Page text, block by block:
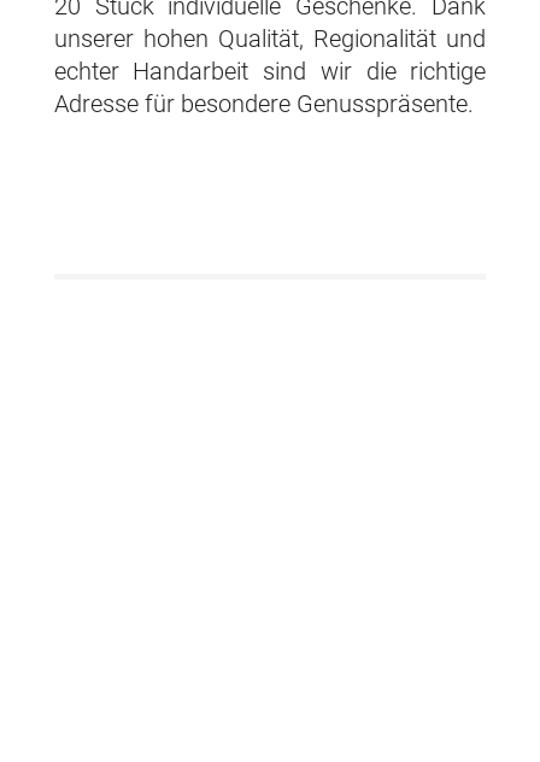
20 Stück individuelle Geschenke. Dank
unserer hohen Qualität, Regionalität und
echter Handarbeit sind wir die richtige
Adresse für besondere Genusspräsente.